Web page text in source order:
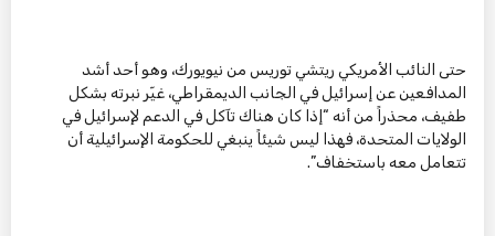
حتى النائب الأمريكي ريتشي توريس من نيويورك، وهو أحد أشد
المدافعين عن إسرائيل في الجانب الديمقراطي، غيّر نبرته بشكل
طفيف، محذراً من أنه “إذا كان هناك تآكل في الدعم لإسرائيل في
الولايات المتحدة، فهذا ليس شيئاً ينبغي للحكومة الإسرائيلية أن
تتعامل معه باستخفاف”.